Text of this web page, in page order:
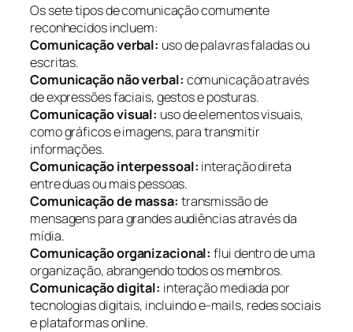
Os sete tipos de comunicação comumente
reconhecidos incluem:
Comunicação verbal: uso de palavras faladas ou
escritas.
Comunicação não verbal: comunicação através
de expressões faciais, gestos e posturas.
Comunicação visual: uso de elementos visuais,
como gráficos e imagens, para transmitir
informações.
Comunicação interpessoal: interação direta
entre duas ou mais pessoas.
Comunicação de massa: transmissão de
mensagens para grandes audiências através da
mídia.
Comunicação organizacional: flui dentro de uma
organização, abrangendo todos os membros.
Comunicação digital: interação mediada por
tecnologias digitais, incluindo e-mails, redes sociais
e plataformas online.